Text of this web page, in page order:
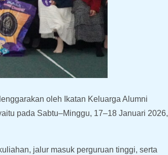
oleh Ikatan Keluarga Alumni
pada Sabtu–Minggu, 17–18 Januari 2026,
jalur masuk perguruan tinggi, serta